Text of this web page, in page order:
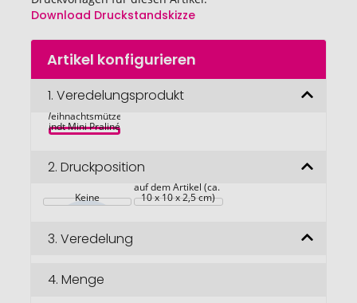
Download Druckstandskizze
Zum
Anfang
Bildgalerie
springen
Artikel konfigurieren
1. Veredelungsprodukt
Lindt Präsent im
"Weihnachtsmütze",
Lindt Mini Pralinés
2. Druckposition
Keine
auf dem Artikel (ca.
10 x 10 x 2,5 cm)
3. Veredelung
4. Menge